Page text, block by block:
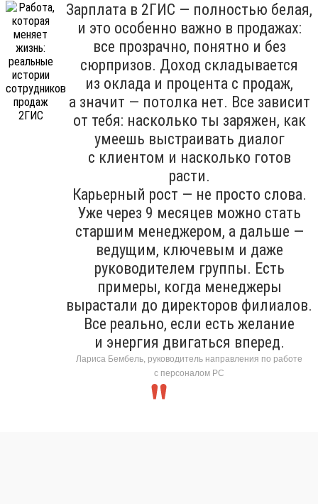
Зарплата в 2ГИС — полностью белая,
и это особенно важно в продажах:
все прозрачно, понятно и без
сюрпризов. Доход складывается
из оклада и процента с продаж,
а значит — потолка нет. Все зависит
от тебя: насколько ты заряжен, как
умеешь выстраивать диалог
с клиентом и насколько готов
расти.
Карьерный рост — не просто слова.
Уже через 9 месяцев можно стать
старшим менеджером, а дальше —
ведущим, ключевым и даже
руководителем группы. Есть
примеры, когда менеджеры
вырастали до директоров филиалов.
Все реально, если есть желание
и энергия двигаться вперед.
Лариса Бембель, руководитель направления по работе
с персоналом РС